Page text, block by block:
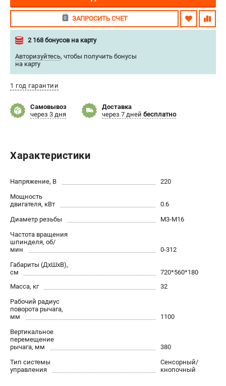
ПОДДЕРЖКА
Сервисиный центр
Гарантия Stalex
О компании
Контакты
Как нас найти
ПОЛЕЗНЫЕ МАТЕРИАЛЫ
Как выбрать заточной станок?
Основные виды сверлильных станков и их назначение
Токарные станки и их особенности
+7 (812) 564-50-74
Информация размещённая на сайте не является публичной
офертой.
ЗАПРОСИТЬ СЧЕТ
2 168 бонусов на карту
Авторизуйтесь, чтобы получить бонусы
на карту
1 год гарантии
Самовывоз
через 3 дня
Доставка
через 7 дней бесплатно
Характеристики
Напряжение, В
220
Мощность
двигателя, кВт
0.6
Диаметр резьбы
М3-М16
Частота вращения
шпинделя, об/
мин
0-312
Габариты (ДхШхВ),
см
720*560*180
Масса, кг
32
Рабочий радиус
поворота рычага,
мм
1100
Вертикальное
перемещение
рычага, мм
380
Тип системы
управления
Сенсорный/
кнопочный